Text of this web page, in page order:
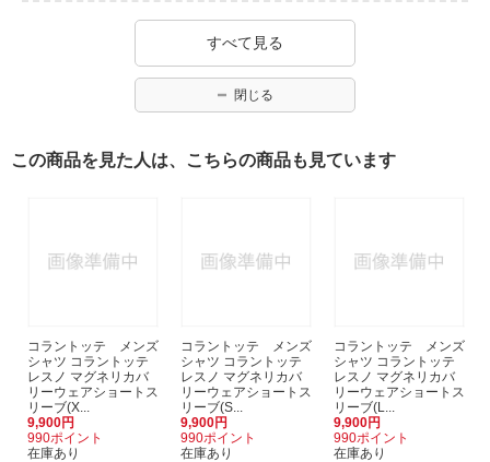
すべて見る
閉じる
この商品を見た人は、こちらの商品も見ています
コラントッテ メンズ
シャツ コラントッテ
レスノ マグネリカバ
リーウェアショートス
リーブ(X...
9,900円
990ポイント
在庫あり
コラントッテ メンズ
シャツ コラントッテ
レスノ マグネリカバ
リーウェアショートス
リーブ(S...
9,900円
990ポイント
在庫あり
コラントッテ メンズ
シャツ コラントッテ
レスノ マグネリカバ
リーウェアショートス
リーブ(L...
9,900円
990ポイント
在庫あり